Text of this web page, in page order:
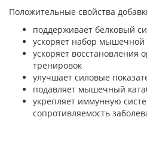
Положительные свойства
поддерживает белковый
ускоряет набор мышечной
ускоряет восстановления
тренировок
улучшает силовые
подавляет мышечный
укрепляет иммунную
сопротивляемость